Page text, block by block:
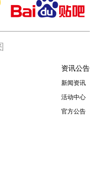
资讯公告
新闻资讯
活动中心
官方公告